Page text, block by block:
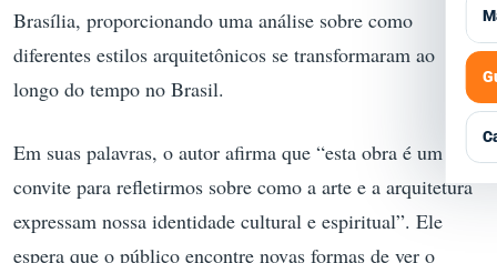
Brasília, proporcionando uma análise sobre como
diferentes estilos arquitetônicos se transformaram ao
longo do tempo no Brasil.
Em suas palavras, o autor afirma que “esta obra é um
convite para refletirmos sobre como a arte e a arquitetura
expressam nossa identidade cultural e espiritual”. Ele
espera que o público encontre novas formas de ver o